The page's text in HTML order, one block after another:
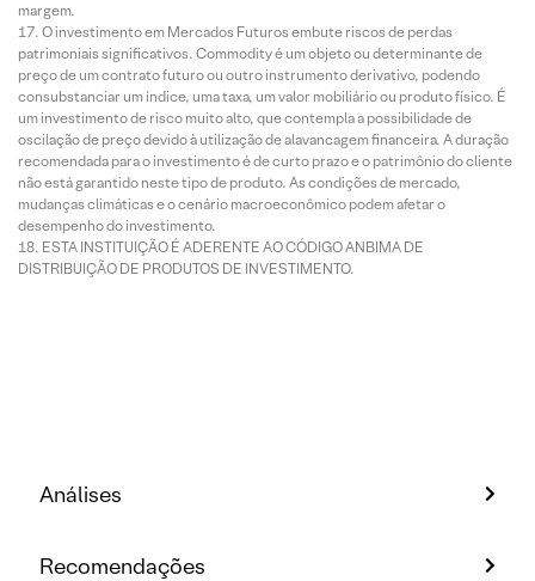
margem.
O investimento em Mercados Futuros embute riscos de perdas
patrimoniais significativos. Commodity é um objeto ou determinante de
preço de um contrato futuro ou outro instrumento derivativo, podendo
consubstanciar um índice, uma taxa, um valor mobiliário ou produto físico. É
um investimento de risco muito alto, que contempla a possibilidade de
oscilação de preço devido à utilização de alavancagem financeira. A duração
recomendada para o investimento é de curto prazo e o patrimônio do cliente
não está garantido neste tipo de produto. As condições de mercado,
mudanças climáticas e o cenário macroeconômico podem afetar o
desempenho do investimento.
ESTA INSTITUIÇÃO É ADERENTE AO CÓDIGO ANBIMA DE
DISTRIBUIÇÃO DE PRODUTOS DE INVESTIMENTO.
Análises
Recomendações